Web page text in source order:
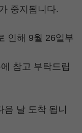
중지됩니다.
인해 9월 26일부
참고 부탁드립
날 도착 됩니